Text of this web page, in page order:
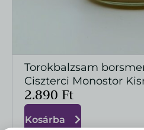
Torokbalzsam
Ciszterci Monostor
2.890 Ft
Kosárba